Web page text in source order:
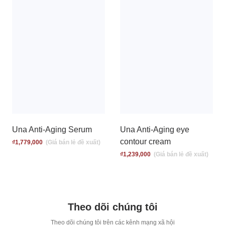
Una Anti-Aging Serum
₫1,779,000
Una Anti-Aging eye
contour cream
₫1,239,000
Theo dõi chúng tôi
Theo dõi chúng tôi trên các kênh mạng xã hội